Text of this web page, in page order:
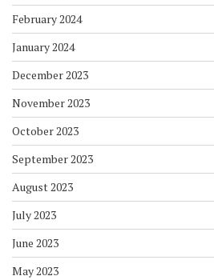
February 2024
January 2024
December 2023
November 2023
October 2023
September 2023
August 2023
July 2023
June 2023
May 2023